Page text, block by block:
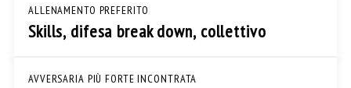
ALLENAMENTO PREFERITO
Skills, difesa break down, collettivo
AVVERSARIA PIÙ FORTE INCONTRATA